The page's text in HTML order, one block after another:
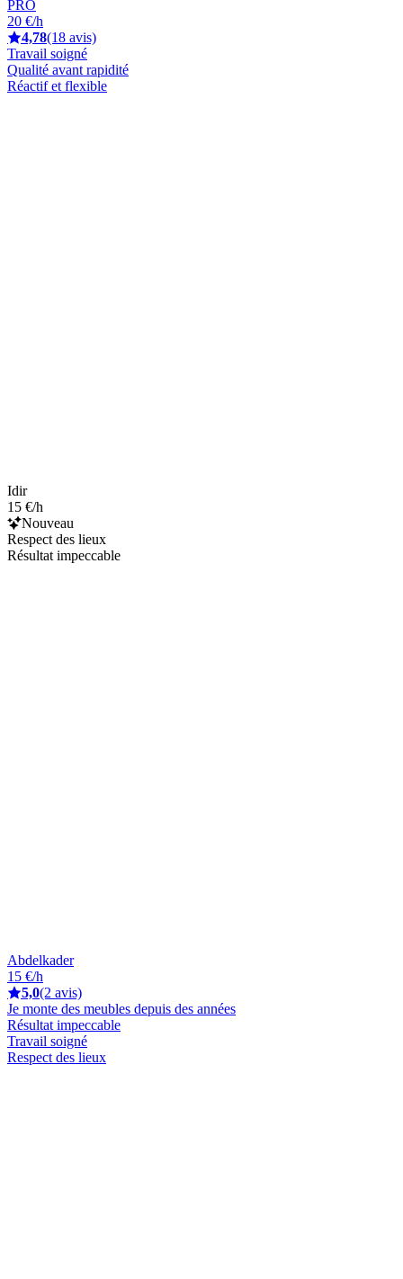
PRO
20 €/h
4,78(18 avis)
Travail soigné
Qualité avant rapidité
Réactif et flexible
Idir
15 €/h
Nouveau
Respect des lieux
Résultat impeccable
Abdelkader
15 €/h
5,0(2 avis)
Je monte des meubles depuis des années
Résultat impeccable
Travail soigné
Respect des lieux